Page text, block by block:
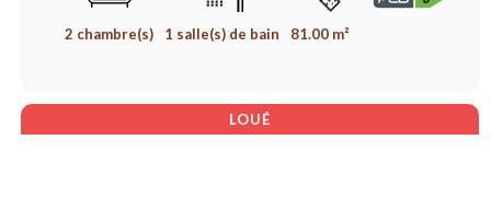
2 chambre(s) 1 salle(s) de bain 81.00 m²
LOUÉ